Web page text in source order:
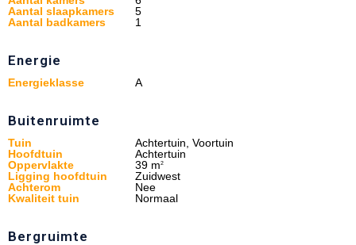
Aantal slaapkamers
5
Aantal badkamers
1
Energie
Energieklasse A
Buitenruimte
Tuin
Achtertuin, Voortuin
Hoofdtuin
Achtertuin
Oppervlakte
39 m2
Ligging hoofdtuin
Zuidwest
Achterom
Nee
Kwaliteit tuin
Normaal
Bergruimte